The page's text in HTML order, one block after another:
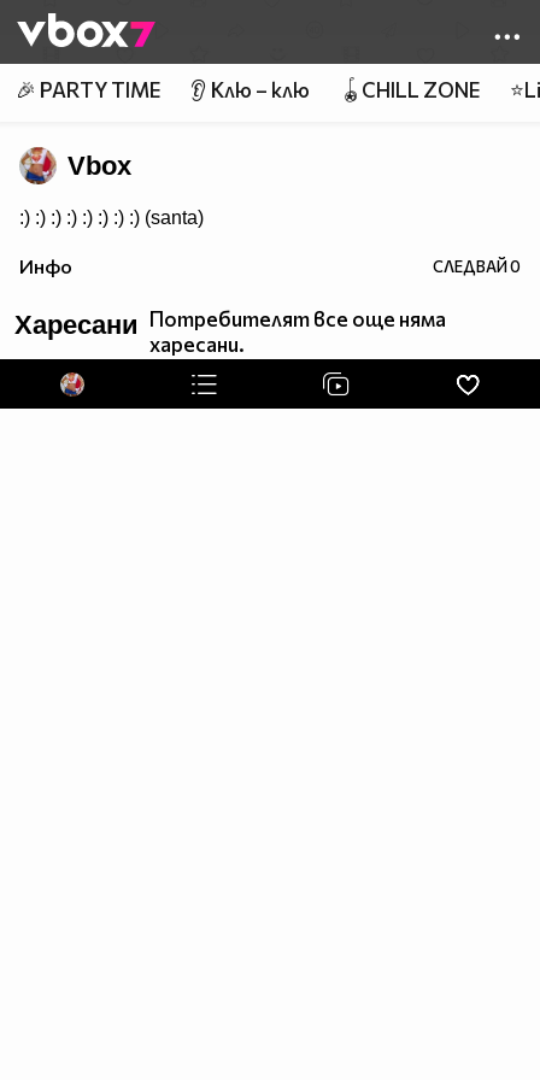
👾
🎉 PARTY TIME 👂 Клю – клю 🪀CHILL ZONE
Vbox
:) :) :) :) :) :) :) :) (santa)
Инфо СЛЕДВАЙ0
Харесани Потребителят все още няма
харесани.